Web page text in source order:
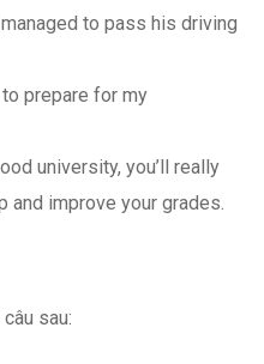
to pass his driving
prepare for my
university, you’ll really
and improve your grades.
sau: